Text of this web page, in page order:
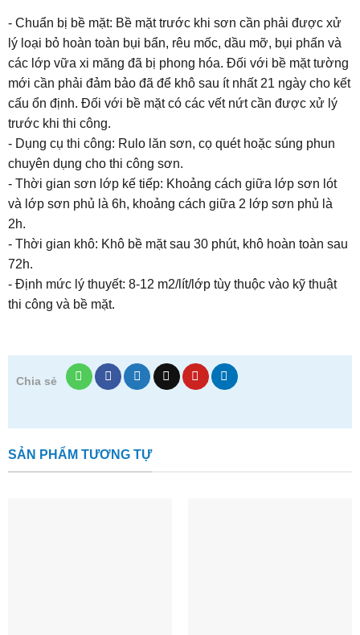
- Chuẩn bị bề mặt: Bề mặt trước khi sơn cần phải được xử
lý loại bỏ hoàn toàn bụi bẩn, rêu mốc, dầu mỡ, bụi phấn và
các lớp vữa xi măng đã bị phong hóa. Đối với bề mặt tường
mới cần phải đảm bảo đã để khô sau ít nhất 21 ngày cho kết
cấu ổn định. Đối với bề mặt có các vết nứt cần được xử lý
trước khi thi công.
- Dụng cụ thi công: Rulo lăn sơn, cọ quét hoặc súng phun
chuyên dụng cho thi công sơn.
- Thời gian sơn lớp kế tiếp: Khoảng cách giữa lớp sơn lót
và lớp sơn phủ là 6h, khoảng cách giữa 2 lớp sơn phủ là
2h.
- Thời gian khô: Khô bề mặt sau 30 phút, khô hoàn toàn sau
72h.
- Định mức lý thuyết: 8-12 m2/lít/lớp tùy thuộc vào kỹ thuật
thi công và bề mặt.
Chia sẻ
SẢN PHẨM TƯƠNG TỰ